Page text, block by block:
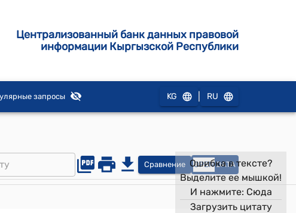
Централизованный банк данных правовой
информации Кыргызской Республики
запросы KG RU
Сравнение OPEN DATA
Ошибка в тексте?
Выделите ее мышкой!
И нажмите: Сюда
Загрузить цитату